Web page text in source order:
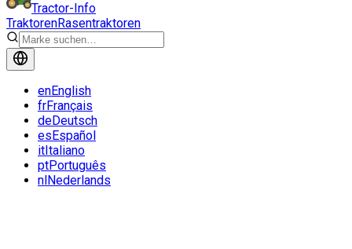
Tractor-Info
TraktorenRasentraktoren
enEnglish
frFrançais
deDeutsch
esEspañol
itItaliano
ptPortuguês
nlNederlands